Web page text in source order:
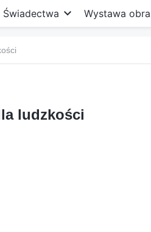
Świadectwa Wystawa
ludzkości